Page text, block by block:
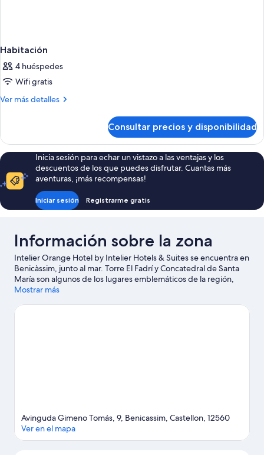
Habitación
4 huéspedes
Wifi gratis
Ver más detalles
Más
Consultar precios y disponibilidad
Inicia sesión para echar un vistazo a las ventajas y los
descuentos de los que puedes disfrutar. Cuantas más
aventuras, ¡más recompensas!
Iniciar sesión Registrarme gratis
Información sobre la zona
Intelier Orange Hotel by Intelier Hotels & Suites se encuentra en
Benicàssim, junto al mar. Torre El Fadrí y Concatedral de Santa
María son algunos de los lugares emblemáticos de la región,
donde también puedes acercarte a atractivos turísticos como
¿Viajas con niños? Si es así, puedes llevarlos a Centro Cultural
Mostrar más
Avinguda Gimeno Tomás, 9, Benicassim, Castellon, 12560
Ver en el mapa